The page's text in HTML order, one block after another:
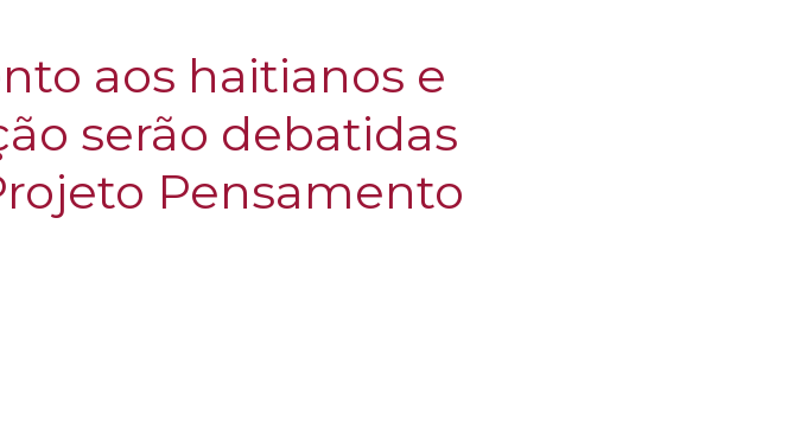
aos haitianos e
serão debatidas
Pensamento